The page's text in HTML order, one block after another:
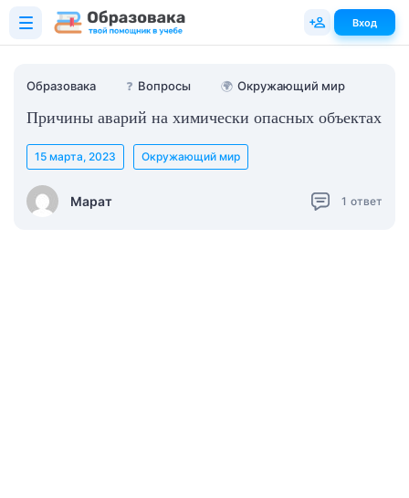
Образовака ❓ Вопросы 🌍 Окружающий мир
Причины аварий на химически опасных объектах
Марат
15 марта, 2023 Окружающий мир
1 ответ
Вход